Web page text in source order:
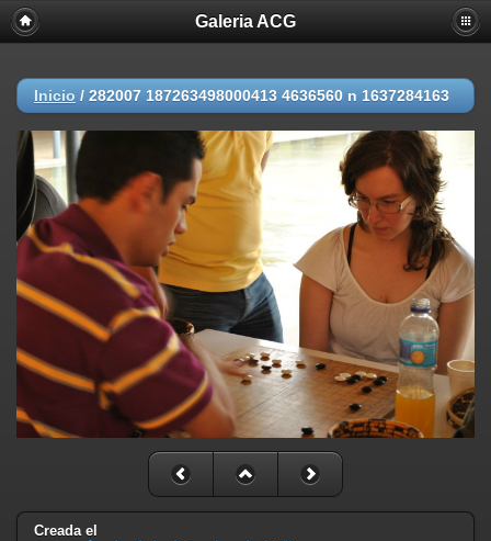
Galeria ACG
Inicio / 282007 187263498000413 4636560 n 1637284163
Creada el